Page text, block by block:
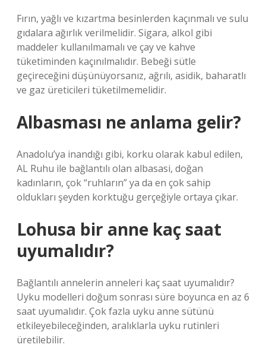
Fırın, yağlı ve kızartma besinlerden kaçınmalı ve sulu
gıdalara ağırlık verilmelidir. Sigara, alkol gibi
maddeler kullanılmamalı ve çay ve kahve
tüketiminden kaçınılmalıdır. Bebeği sütle
geçireceğini düşünüyorsanız, ağrılı, asidik, baharatlı
ve gaz üreticileri tüketilmemelidir.
Albasması ne anlama gelir?
Anadolu’ya inandığı gibi, korku olarak kabul edilen,
AL Ruhu ile bağlantılı olan albasasi, doğan
kadınların, çok “ruhların” ya da en çok sahip
oldukları şeyden korktuğu gerçeğiyle ortaya çıkar.
Lohusa bir anne kaç saat
uyumalıdır?
Bağlantılı annelerin anneleri kaç saat uyumalıdır?
Uyku modelleri doğum sonrası süre boyunca en az 6
saat uyumalıdır. Çok fazla uyku anne sütünü
etkileyebileceğinden, aralıklarla uyku rutinleri
üretilebilir.